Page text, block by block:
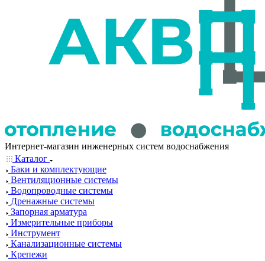
Интернет-магазин инженерных систем водоснабжения
Каталог
Баки и комплектующие
Вентиляционные системы
Водопроводные системы
Дренажные системы
Запорная арматура
Измерительные приборы
Инструмент
Канализационные системы
Крепежи